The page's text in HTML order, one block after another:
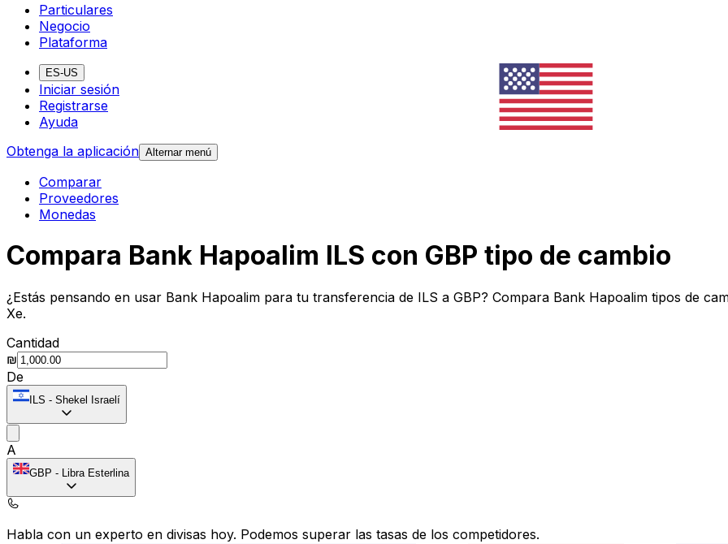
Particulares
Negocio
Plataforma
ES-US
Iniciar sesión
Registrarse
Ayuda
Obtenga la aplicación Alternar menú
Comparar
Proveedores
Monedas
Compara Bank Hapoalim ILS con GBP tipo de cambio
¿Estás pensando en usar Bank Hapoalim para tu transferencia de ILS a GBP? Compara Bank Hapoalim tipos de
Xe.
Cantidad
₪
De
ILS - Shekel Israelí
A
GBP - Libra Esterlina
Habla con un experto en divisas hoy. Podemos superar las tasas de los competidores.